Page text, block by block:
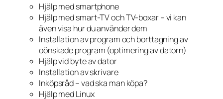
Hjälp med smartphone
Hjälp med smart-TV och TV-boxar – vi kan
även visa hur du använder dem
Installation av program och borttagning av
oönskade program (optimering av datorn)
Hjälp vid byte av dator
Installation av skrivare
Inköpsråd – vad ska man köpa?
Hjälp med Linux